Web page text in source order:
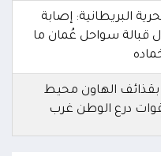
البريطانية: إصابة
سواحل عُمان ما
الهاون محيط
درع الوطن غرب